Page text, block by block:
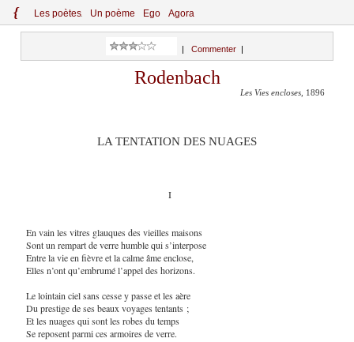
{ Les poètes Un poème Ego Agora
Commenter
Rodenbach
Les Vies encloses , 1896
LA TENTATION DES NUAGES
I
En vain les vitres glauques des vieilles maisons
Sont un rempart de verre humble qui s’interpose
Entre la vie en fièvre et la calme âme enclose,
Elles n’ont qu’embrumé l’appel des horizons.
Le lointain ciel sans cesse y passe et les aère
Du prestige de ses beaux voyages tentants ;
Et les nuages qui sont les robes du temps
Se reposent parmi ces armoires de verre.